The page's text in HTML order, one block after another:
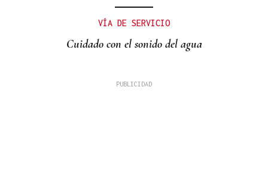
VÍA DE SERVICIO
Cuidado con el sonido del agua